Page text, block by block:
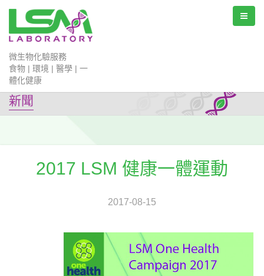
微生物化驗服務
食物 | 環境 | 醫學 | 一
體化健康
新聞
2017 LSM 健康一體運動
2017-08-15